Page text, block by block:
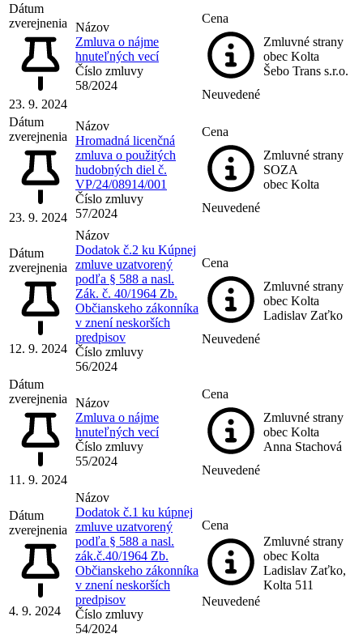
Dátum
zverejnenia
23. 9. 2024
Názov
Zmluva o nájme
hnuteľných vecí
Číslo zmluvy
58/2024
Cena
Neuvedené
Zmluvné strany
obec Kolta
Šebo Trans s.r.o.
Dátum
zverejnenia
23. 9. 2024
Názov
Hromadná licenčná
zmluva o použitých
hudobných diel č.
VP/24/08914/001
Číslo zmluvy
57/2024
Cena
Neuvedené
Zmluvné strany
SOZA
obec Kolta
Dátum
zverejnenia
12. 9. 2024
Názov
Dodatok č.2 ku Kúpnej
zmluve uzatvorený
podľa § 588 a nasl.
Zák. č. 40/1964 Zb.
Občianskeho zákonníka
v znení neskorších
predpisov
Číslo zmluvy
56/2024
Cena
Neuvedené
Zmluvné strany
obec Kolta
Ladislav Zaťko
Dátum
zverejnenia
11. 9. 2024
Názov
Zmluva o nájme
hnuteľných vecí
Číslo zmluvy
55/2024
Cena
Neuvedené
Zmluvné strany
obec Kolta
Anna Stachová
Dátum
zverejnenia
4. 9. 2024
Názov
Dodatok č.1 ku kúpnej
zmluve uzatvorený
podľa § 588 a nasl.
zák.č.40/1964 Zb.
Občianskeho zákonníka
v znení neskorších
predpisov
Číslo zmluvy
54/2024
Cena
Neuvedené
Zmluvné strany
obec Kolta
Ladislav Zaťko,
Kolta 511